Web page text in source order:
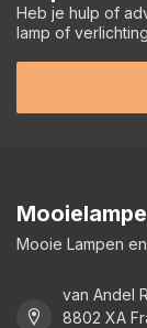
Heb je hulp of
lamp of
Mooie Lampen
van Andel
8802 XA